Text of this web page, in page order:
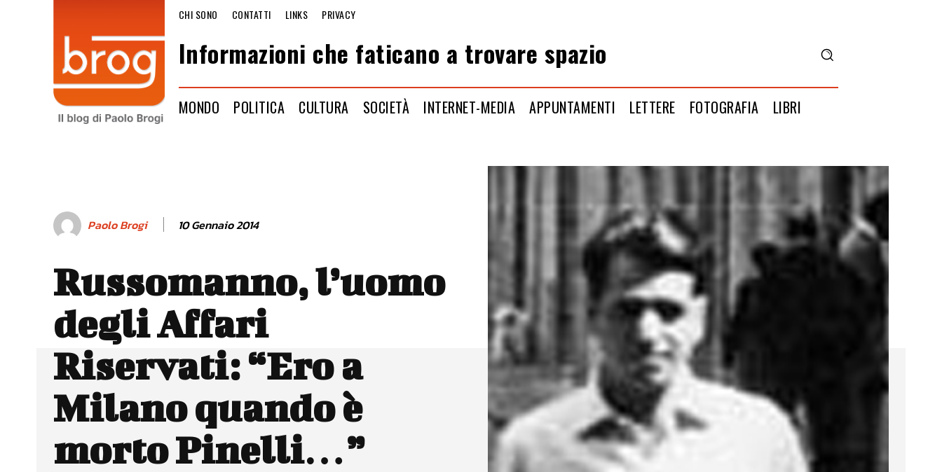
CHI SONO CONTATTI LINKS PRIVACY
Informazioni che faticano a trovare spazio
MONDO POLITICA CULTURA SOCIETÀ INTERNET-MEDIA APPUNTAMENTI LETTERE FOTOGRAFIA LIBRI
Paolo Brogi 10 Gennaio 2014
Russomanno, l’uomo
degli Affari
Riservati: “Ero a
Milano quando è
morto Pinelli…”